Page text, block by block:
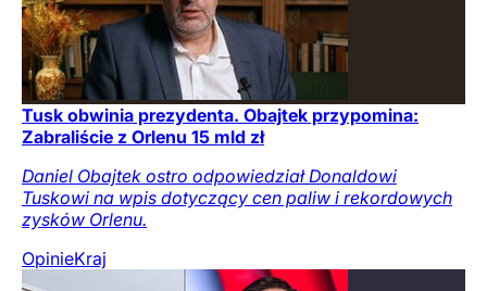
Tusk obwinia prezydenta. Obajtek przypomina:
Zabraliście z Orlenu 15 mld zł
Daniel Obajtek ostro odpowiedział Donaldowi
Tuskowi na wpis dotyczący cen paliw i rekordowych
zysków Orlenu.
OpinieKraj